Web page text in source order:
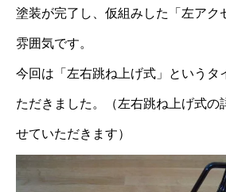
塗装が完了し、仮組みした「左アク
雰囲気です。
今回は「左右跳ね上げ式」というタ
ただきました。（左右跳ね上げ式の
せていただきます）